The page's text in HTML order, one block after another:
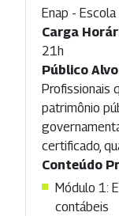
Enap -
Carga
21h
Público
Profissionais
patrimônio
certificado,
Conteúdo
Módulo 1:
contábeis